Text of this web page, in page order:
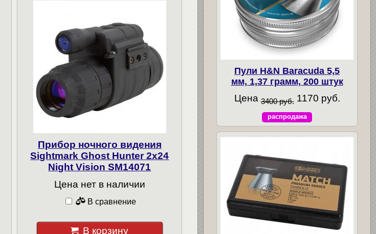
Прибор ночного видения
Sightmark Ghost Hunter 2x24
Night Vision SM14071
Цена нет в наличии
В сравнение
В корзину
Пули H&N Baracuda 5,5
мм, 1,37 грамм, 200 штук
Цена 3400 руб. 1170 руб.
распродажа